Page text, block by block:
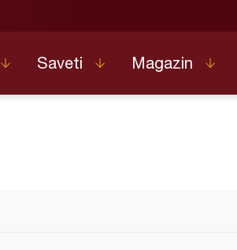
Saveti Magazin